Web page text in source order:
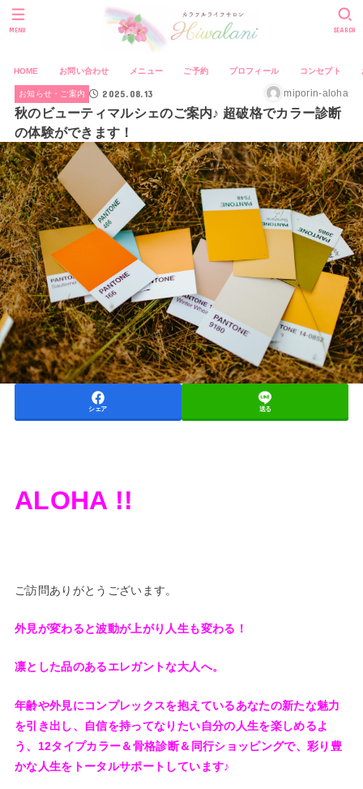
HOME お問い合わせ メニュー ご予約 プロフィール コンセプト
SEARCH
MENU
お知らせ・ご案内 2025.08.13 miporin-aloha
秋のビューティマルシェのご案内♪ 超破格でカラー診断
の体験ができます！
シェア 送る
ALOHA !!
ご訪問ありがとうございます。
外見が変わると波動が上がり人生も変わる！
凛とした品のあるエレガントな大人へ。
年齢や外見にコンプレックスを抱えているあなたの新たな魅力
を引き出し、
自信を持ってなりたい自分の人生を楽しめるよ
う、 12タイプカラー＆骨格診断＆同行ショッピングで、彩り豊
かな人生をトータルサポートしています♪